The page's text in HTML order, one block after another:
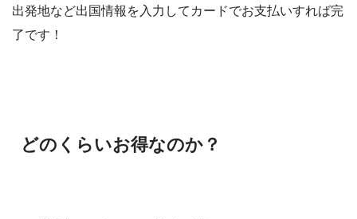
出発地など出国情報を入力してカードでお支払いすれば完
了です！
どのくらいお得なのか？